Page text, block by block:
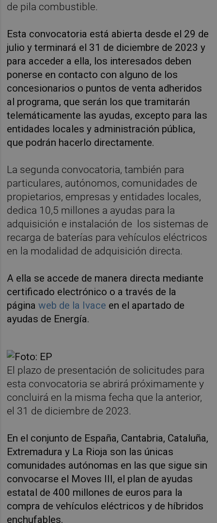
de pila combustible.
Esta convocatoria está abierta desde el 29 de
julio y terminará el 31 de diciembre de 2023 y
para acceder a ella, los interesados deben
ponerse en contacto con alguno de los
concesionarios o puntos de venta adheridos
al programa, que serán los que tramitarán
telemáticamente las ayudas, excepto para las
entidades locales y administración pública,
que podrán hacerlo directamente.
La segunda convocatoria, también para
particulares, autónomos, comunidades de
propietarios, empresas y entidades locales,
dedica 10,5 millones a ayudas para la
adquisición e instalación de los sistemas de
recarga de baterías para vehículos eléctricos
en la modalidad de adquisición directa.
A ella se accede de manera directa mediante
certificado electrónico o a través de la
páginaweb de la Ivace en el apartado de
ayudas de Energía.
El plazo de presentación de solicitudes para
esta convocatoria se abrirá próximamente y
concluirá en la misma fecha que la anterior,
el 31 de diciembre de 2023.
En el conjunto de España, Cantabria, Cataluña,
Extremadura y La Rioja son las únicas
comunidades autónomas en las que sigue sin
convocarse el Moves III, el plan de ayudas
estatal de 400 millones de euros para la
compra de vehículos eléctricos y de híbridos
enchufables.